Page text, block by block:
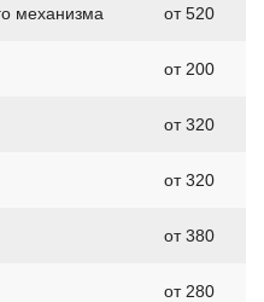
механизма от 520
от 200
от 320
от 320
от 380
от 280